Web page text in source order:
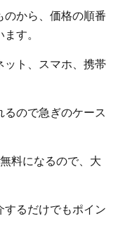
のから、価格の順番
す。
ット、スマホ、携帯
ので急ぎのケース
料になるので、大
するだけでもポイン